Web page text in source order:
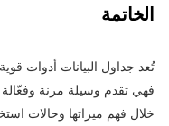
الخاتمة
تُعد جداول البيانات أدوات
فهي تقدم وسيلة مرنة
خلال فهم ميزاتها وحالات